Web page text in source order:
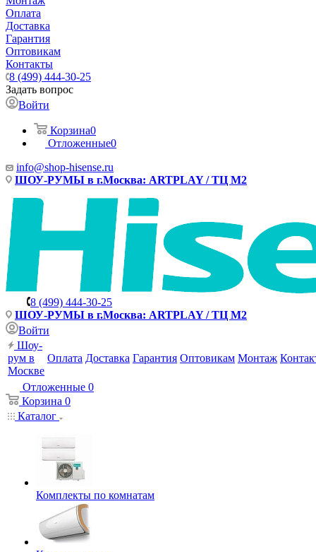
Оплата
Доставка
Гарантия
Оптовикам
Контакты
8 (499) 444-30-25
Задать вопрос
Войти
Корзина0
Отложенные0
info@shop-hisense.ru
ШОУ-РУМЫ в г.Москва: ARTPLAY / ТЦ М2
8 (499) 444-30-25
ШОУ-РУМЫ в г.Москва: ARTPLAY / ТЦ М2
Войти
Шоу-
рум в
Москве
Оплата Доставка Гарантия Оптовикам Монтаж
Отложенные 0
Корзина 0
Каталог
Комплекты по комнатам